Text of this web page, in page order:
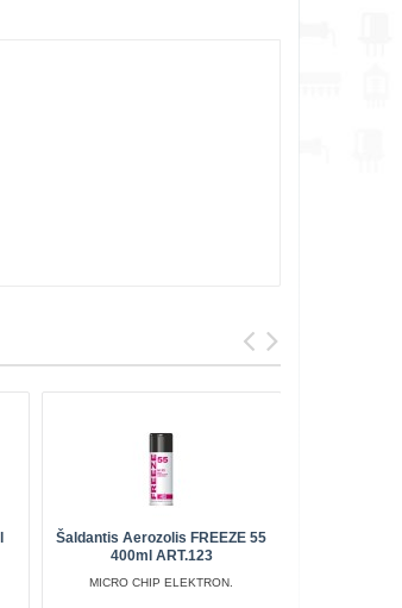
Šaldantis Aerozolis FREEZE 55
400ml ART.123
MICRO CHIP ELEKTRON.